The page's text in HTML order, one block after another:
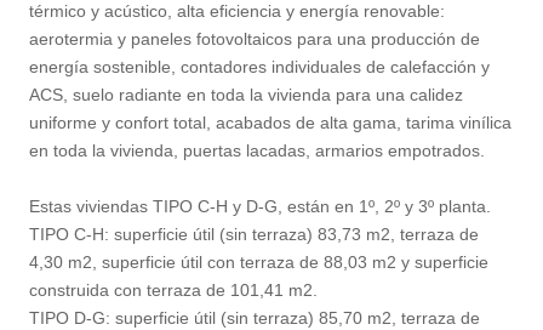
térmico y acústico, alta eficiencia y energía renovable:
aerotermia y paneles fotovoltaicos para una producción de
energía sostenible, contadores individuales de calefacción y
ACS, suelo radiante en toda la vivienda para una calidez
uniforme y confort total, acabados de alta gama, tarima vinílica
en toda la vivienda, puertas lacadas, armarios empotrados.
Estas viviendas TIPO C-H y D-G, están en 1º, 2º y 3º planta.
TIPO C-H: superficie útil (sin terraza) 83,73 m2, terraza de
4,30 m2, superficie útil con terraza de 88,03 m2 y superficie
construida con terraza de 101,41 m2.
TIPO D-G: superficie útil (sin terraza) 85,70 m2, terraza de